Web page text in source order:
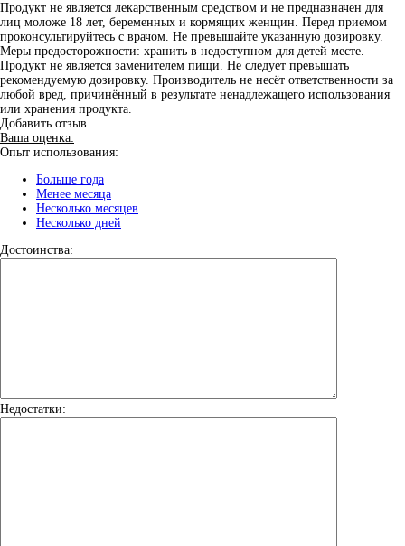
Продукт не является лекарственным средством и не предназначен для
лиц моложе 18 лет, беременных и кормящих женщин. Перед приемом
проконсультируйтесь с врачом. Не превышайте указанную дозировку.
Меры предосторожности: хранить в недоступном для детей месте.
Продукт не является заменителем пищи. Не следует превышать
рекомендуемую дозировку. Производитель не несёт ответственности за
любой вред, причинённый в результате ненадлежащего использования
или хранения продукта.
Добавить отзыв
Ваша оценка:
Опыт использования:
Больше года
Менее месяца
Несколько месяцев
Несколько дней
Достоинства:
Недостатки: